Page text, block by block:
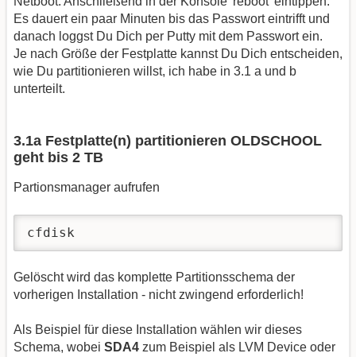
Es dauert ein paar Minuten bis das Passwort eintrifft und
danach loggst Du Dich per Putty mit dem Passwort ein.
Je nach Größe der Festplatte kannst Du Dich entscheiden,
wie Du partitionieren willst, ich habe in 3.1 a und b
unterteilt.
3.1a Festplatte(n) partitionieren OLDSCHOOL
geht bis 2 TB
Partionsmanager aufrufen
cfdisk
Gelöscht wird das komplette Partitionsschema der
vorherigen Installation - nicht zwingend erforderlich!
Als Beispiel für diese Installation wählen wir dieses
Schema, wobei SDA4 zum Beispiel als LVM Device oder